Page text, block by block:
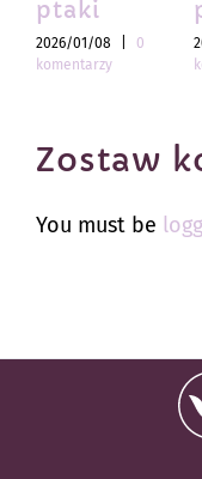
ptaki
2026/01/08
0
komentarzy
Zostaw
You must be